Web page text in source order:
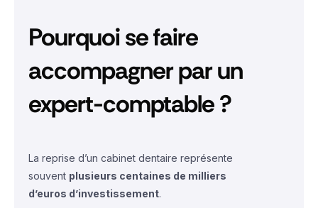
Pourquoi se faire
accompagner par un
expert-comptable ?
La reprise d’un cabinet dentaire représente
souvent plusieurs centaines de milliers
d’euros d’investissement.